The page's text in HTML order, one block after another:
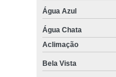
Água Azul
Água Chata
Aclimação
Bela Vista